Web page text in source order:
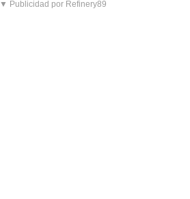
▼ Publicidad por Refinery89